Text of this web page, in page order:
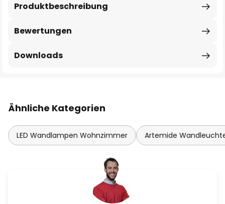
Produktbeschreibung
Bewertungen
Downloads
Ähnliche Kategorien
LED Wandlampen Wohnzimmer Artemide